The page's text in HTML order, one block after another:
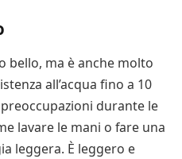
bello, ma è anche molto
all’acqua fino a 10
durante le
lavare le mani o fare una
leggera. È leggero e